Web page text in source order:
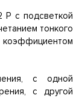
P с подсветкой
тонкого
с одной
с другой